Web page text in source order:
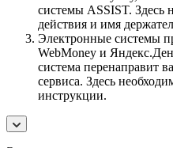
системы ASSIST. Здесь
действия и имя
Электронные системы
WebMoney и
система перенаправит
сервиса. Здесь
инструкции.